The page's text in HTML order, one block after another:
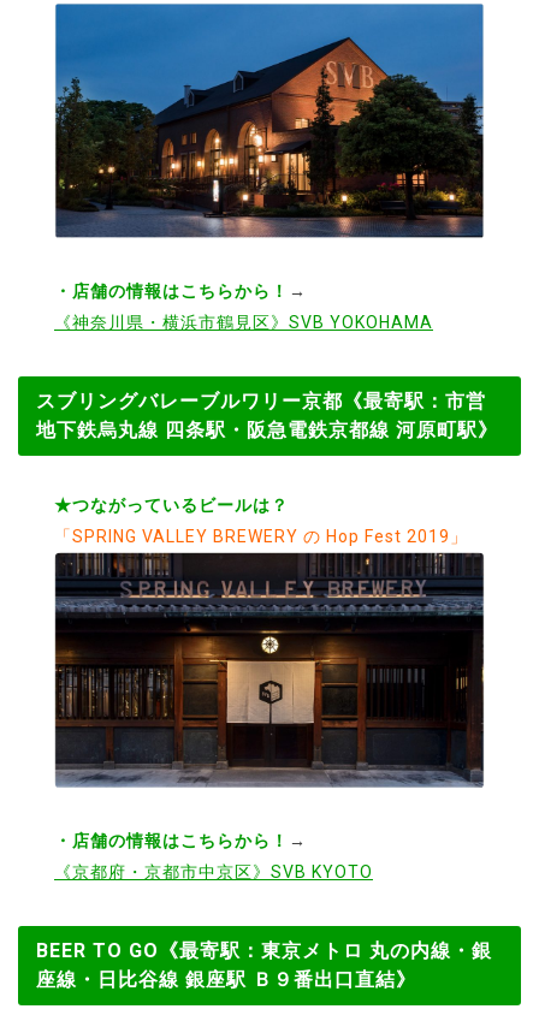
・店舗の情報はこちらから！ →
《神奈川県・横浜市鶴見区》SVB YOKOHAMA
スブリングバレーブルワリー京都《最寄駅：市営
地下鉄烏丸線 四条駅・阪急電鉄京都線 河原町駅》
★つながっているビールは？
「SPRING VALLEY BREWERY の Hop Fest 2019」
・店舗の情報はこちらから！ →
《京都府・京都市中京区》SVB KYOTO
BEER TO GO《最寄駅：東京メトロ 丸の内線・銀
座線・日比谷線 銀座駅 Ｂ９番出口直結》